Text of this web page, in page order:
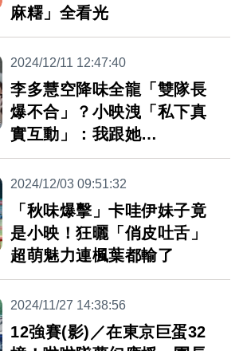
麻糬」全看光
2024/12/11 12:47:40
李多慧空降味全龍「雙隊長
爆不合」？小映洩「私下真
實互動」：我跟她…
2024/12/03 09:51:32
「秋味爆擊」卡哇伊妹子竟
是小映！狂曬「俏皮吐舌」
超萌魅力連楓葉都輸了
2024/11/27 14:38:56
12強賽(影)／在東京巨蛋32